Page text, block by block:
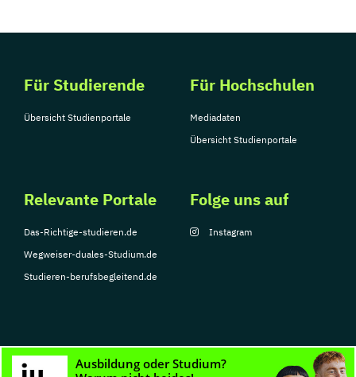
Für Studierende
Übersicht Studienportale
Für Hochschulen
Mediadaten
Übersicht Studienportale
Relevante Portale
Das-Richtige-studieren.de
Wegweiser-duales-Studium.de
Studieren-berufsbegleitend.de
Folge uns auf
Instagram